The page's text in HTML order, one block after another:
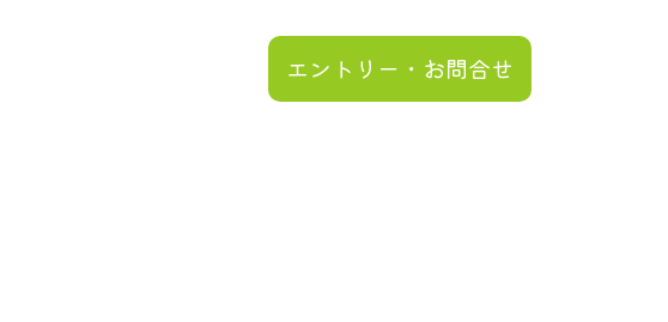
エントリー・お問合せ